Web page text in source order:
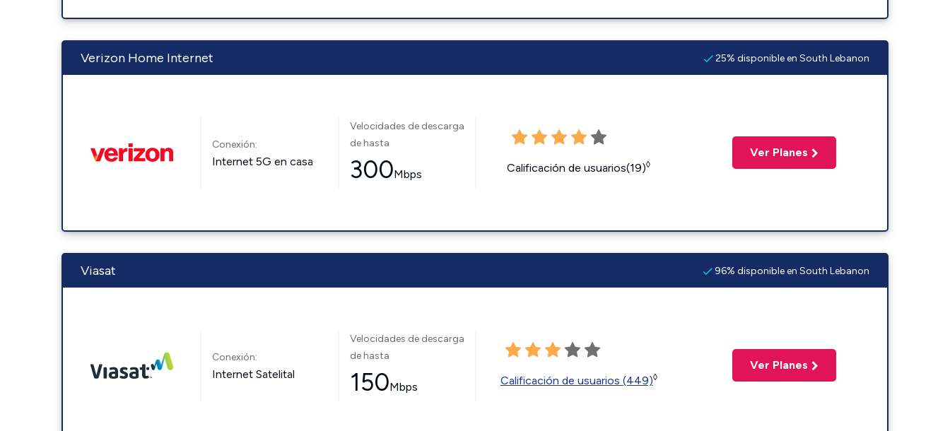
Verizon Home Internet 25% disponible en South Lebanon
Conexión:
Internet 5G en casa
Velocidades de descarga
de hasta
300Mbps Calificación de usuarios(19)◊
Ver Planes
Viasat 96% disponible en South Lebanon
Conexión:
Internet Satelital
Velocidades de descarga
de hasta
150Mbps Calificación de usuarios (449)◊
Ver Planes